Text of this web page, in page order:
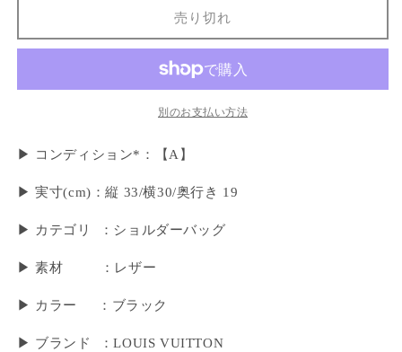
売り切れ
別のお支払い方法
▶ コンディション*：【A】
▶︎ 実寸(cm)：縦 33/横30/奥行き 19
▶ カテゴリ ：ショルダーバッグ
▶ 素材 ：レザー
▶ カラー ：ブラック
▶ ブランド ：LOUIS VUITTON